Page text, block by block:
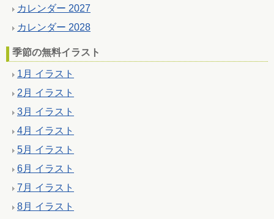
カレンダー 2027
カレンダー 2028
季節の無料イラスト
1月 イラスト
2月 イラスト
3月 イラスト
4月 イラスト
5月 イラスト
6月 イラスト
7月 イラスト
8月 イラスト